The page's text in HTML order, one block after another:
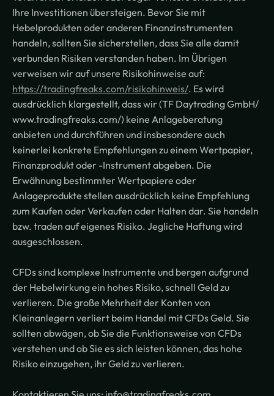
Ihre Investitionen übersteigen. Bevor Sie mit
Hebelprodukten oder anderen Finanzinstrumenten
handeln, sollten Sie sicherstellen, dass Sie alle damit
verbunden Risiken verstanden haben. Im Übrigen
verweisen wir auf unsere Risikohinweise auf:
https://tradingfreaks.com/risikohinweis/. Es wird
ausdrücklich klargestellt, dass wir (TF Daytrading GmbH/
www.tradingfreaks.com/) keine Anlageberatung
anbieten und durchführen und insbesondere auch
keinerlei konkrete Empfehlungen zu einem Wertpapier,
Finanzprodukt oder -Instrument abgeben. Die
Erwähnung bestimmter Wertpapiere oder
Anlageprodukte stellen ausdrücklich keine Empfehlung
zum Kaufen oder Verkaufen oder Halten dar. Sie handeln
bzw. traden auf eigenes Risiko. Jegliche Haftung wird
ausgeschlossen.
CFDs sind komplexe Instrumente und bergen aufgrund
der Hebelwirkung ein hohes Risiko, schnell Geld zu
verlieren. Die große Mehrheit der Konten von
Kleinanlegern verliert beim Handel mit CFDs Geld. Sie
sollten abwägen, ob Sie die Funktionsweise von CFDs
verstehen und ob Sie es sich leisten können, das hohe
Risiko einzugehen, ihr Geld zu verlieren.